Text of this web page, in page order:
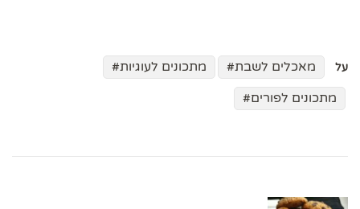
על מאכלים לשבת
מתכונים לעוגיות
מתכונים לפורים
בפוסטים